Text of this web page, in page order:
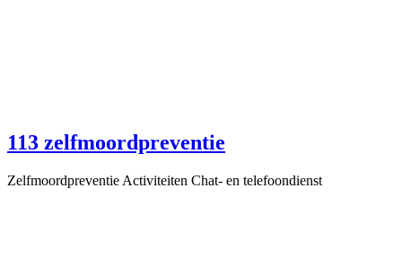
113 zelfmoordpreventie
Zelfmoordpreventie Activiteiten Chat- en telefoondienst